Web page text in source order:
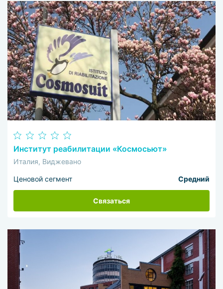
Институт реабилитации «Космосьют»
Италия, Виджевано
Ценовой сегмент Средний
Связаться